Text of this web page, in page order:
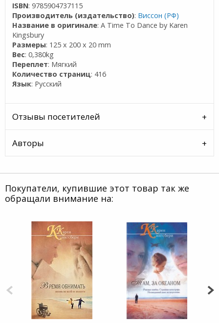
ISBN: 9785904737115
Производитель (издательство): Виссон (РФ)
Название в оригинале: A Time To Dance by Karen
Kingsbury
Размеры: 125 x 200 x 20 mm
Вес: 0,380kg
Переплет: Мягкий
Количество страниц: 416
Язык: Русский
Отзывы посетителей
Авторы
Покупатели, купившие этот товар так же
обращали внимание на: